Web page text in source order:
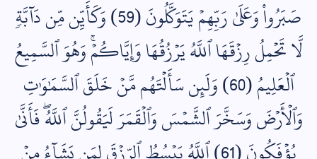
صَبَرُواْ وَعَلَىٰ رَبِّهِمۡ يَتَوَكَّلُونَ (59) وَكَأَيِّن مِّن دَآبَّةٖ
لَّا تَحۡمِلُ رِزۡقَهَا ٱللَّهُ يَرۡزُقُهَا وَإِيَّاكُمۡۚ وَهُوَ ٱلسَّمِيعُ
ٱلۡعَلِيمُ (60) وَلَئِن سَأَلۡتَهُم مَّنۡ خَلَقَ ٱلسَّمَٰوَٰتِ
وَٱلۡأَرۡضَ وَسَخَّرَ ٱلشَّمۡسَ وَٱلۡقَمَرَ لَيَقُولُنَّ ٱللَّهُۖ فَأَنَّىٰ